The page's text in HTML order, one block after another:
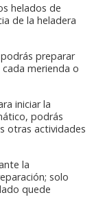
helados de
de la heladera
preparar
merienda o
iniciar la
podrás
otras actividades
la
solo
quede